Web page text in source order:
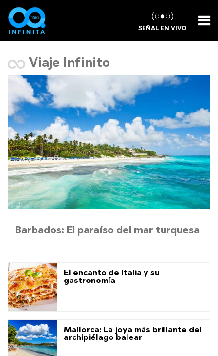
SEÑAL EN VIVO
Viaje Infinito
Barbados: El paraíso del mar turquesa
El encanto de Italia y su
gastronomía
Mallorca: La joya más brillante del
archipiélago balear